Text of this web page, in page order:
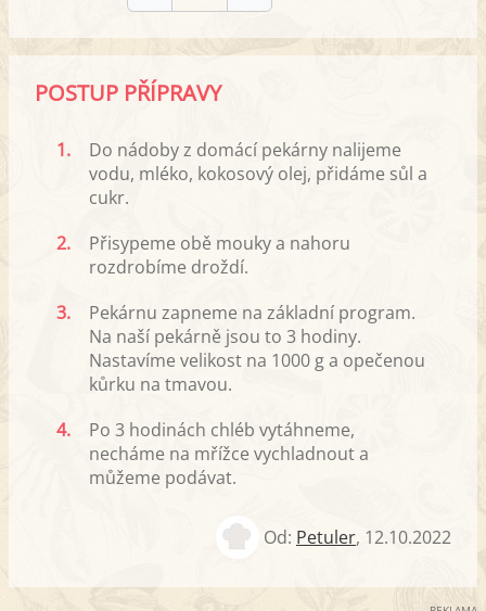
POSTUP PŘÍPRAVY
1.
Do nádoby z domácí pekárny nalijeme
vodu, mléko, kokosový olej, přidáme sůl a
cukr.
2.
Přisypeme obě mouky a nahoru
rozdrobíme droždí.
3.
Pekárnu zapneme na základní program.
Na naší pekárně jsou to 3 hodiny.
Nastavíme velikost na 1000 g a opečenou
kůrku na tmavou.
4.
Po 3 hodinách chléb vytáhneme,
necháme na mřížce vychladnout a
můžeme podávat.
Od: Petuler, 12.10.2022